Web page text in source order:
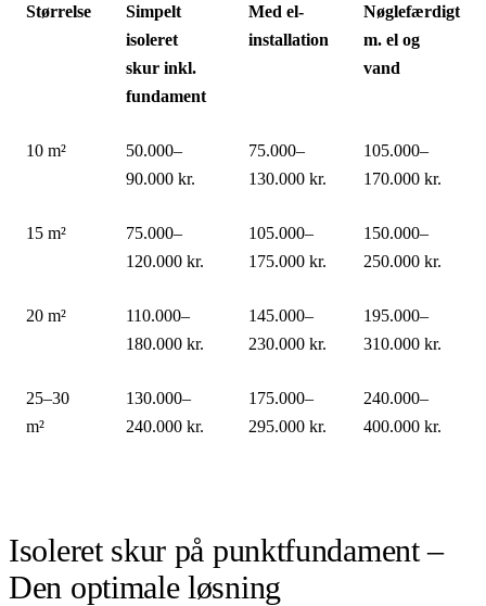
Størrelse
Simpelt
isoleret
skur inkl.
fundament
Med el-
installation
Nøglefærdigt
m. el og
vand
10 m²
50.000–
90.000 kr.
75.000–
130.000 kr.
105.000–
170.000 kr.
15 m²
75.000–
120.000 kr.
105.000–
175.000 kr.
150.000–
250.000 kr.
20 m²
110.000–
180.000 kr.
145.000–
230.000 kr.
195.000–
310.000 kr.
25–30
m²
130.000–
240.000 kr.
175.000–
295.000 kr.
240.000–
400.000 kr.
Isoleret skur på punktfundament –
Den optimale løsning